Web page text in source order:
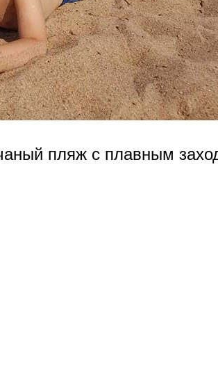
пляж с плавным